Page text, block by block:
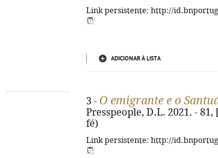
Link persistente: http://
ADICIONAR À LISTA
3 - O emigrante e o
Presspeople, D.L. 2021. -
fé)
Link persistente: http://